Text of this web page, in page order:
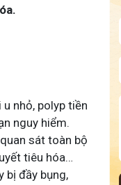
nhỏ, polyp tiền
nguy hiểm.
sát toàn bộ
tiêu hóa…
bị đầy bụng,